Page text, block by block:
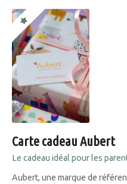
Carte cadeau Aubert
Le cadeau idéal pour les
Aubert, une marque de